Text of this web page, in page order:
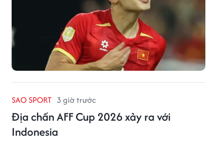
SAO SPORT 3 giờ trước
Địa chấn AFF Cup 2026 xảy ra với
Indonesia